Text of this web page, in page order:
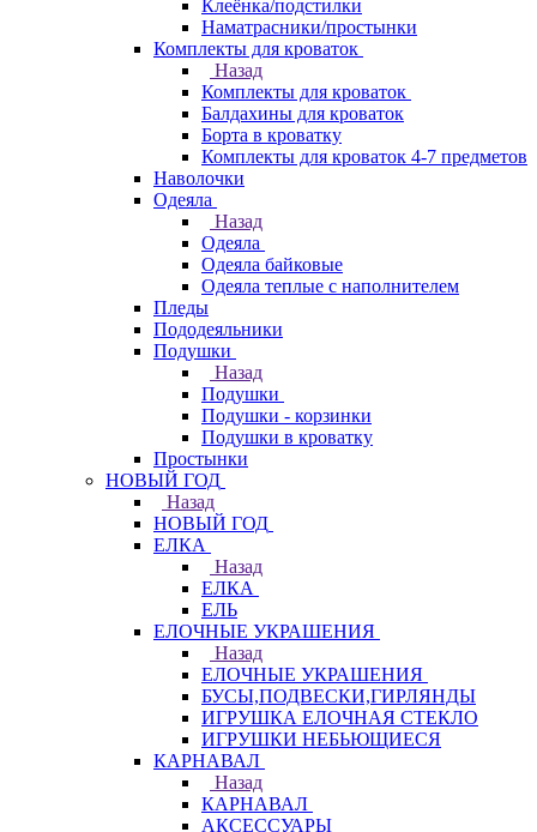
Клеёнка/подстилки
Наматрасники/простынки
Комплекты для кроваток
Назад
Комплекты для кроваток
Балдахины для кроваток
Борта в кроватку
Комплекты для кроваток 4-7 предметов
Наволочки
Одеяла
Назад
Одеяла
Одеяла байковые
Одеяла теплые с наполнителем
Пледы
Пододеяльники
Подушки
Назад
Подушки
Подушки - корзинки
Подушки в кроватку
Простынки
НОВЫЙ ГОД
Назад
НОВЫЙ ГОД
ЕЛКА
Назад
ЕЛКА
ЕЛЬ
ЕЛОЧНЫЕ УКРАШЕНИЯ
Назад
ЕЛОЧНЫЕ УКРАШЕНИЯ
БУСЫ,ПОДВЕСКИ,ГИРЛЯНДЫ
ИГРУШКА ЕЛОЧНАЯ СТЕКЛО
ИГРУШКИ НЕБЬЮЩИЕСЯ
КАРНАВАЛ
Назад
КАРНАВАЛ
АКСЕССУАРЫ